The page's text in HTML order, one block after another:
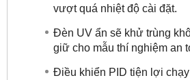
vượt quá nhiệt độ cài đặt.
Đèn UV ẩn sẽ khử trùng
giữ cho mẫu thí nghiệm an
Điều khiển PID tiện lợi